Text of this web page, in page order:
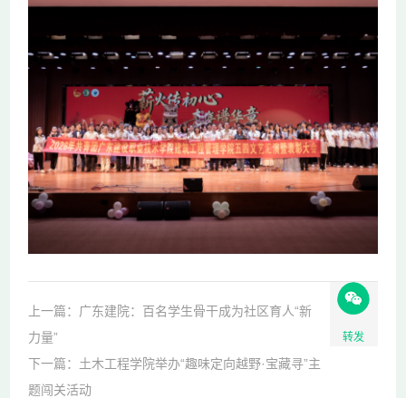
转发
上一篇：广东建院：百名学生骨干成为社区育人“新
力量”
下一篇：土木工程学院举办“趣味定向越野·宝藏寻”主
题闯关活动